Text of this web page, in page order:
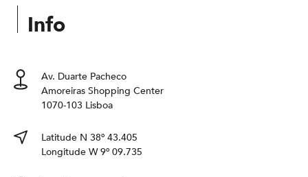
Info
Av. Duarte Pacheco
Amoreiras Shopping Center
1070-103 Lisboa
Latitude N 38º 43.405
Longitude W 9º 09.735